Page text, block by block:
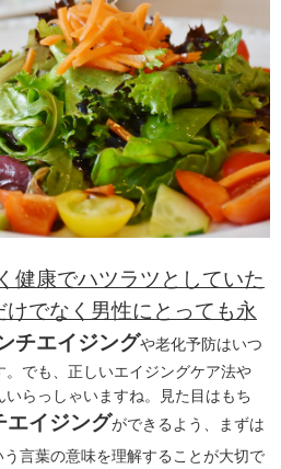
健康でハツラツとしていた
でなく男性にとっても永
チエイジングや老化予防はいつ
でも、正しいエイジングケア法や
らっしゃいますね。見た目はもち
エイジングができるよう、まずは
う言葉の意味を理解することが大切で